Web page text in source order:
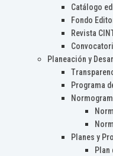
Catálogo
Fondo
Revista
Planeación y
Programa
Planes y
Plan